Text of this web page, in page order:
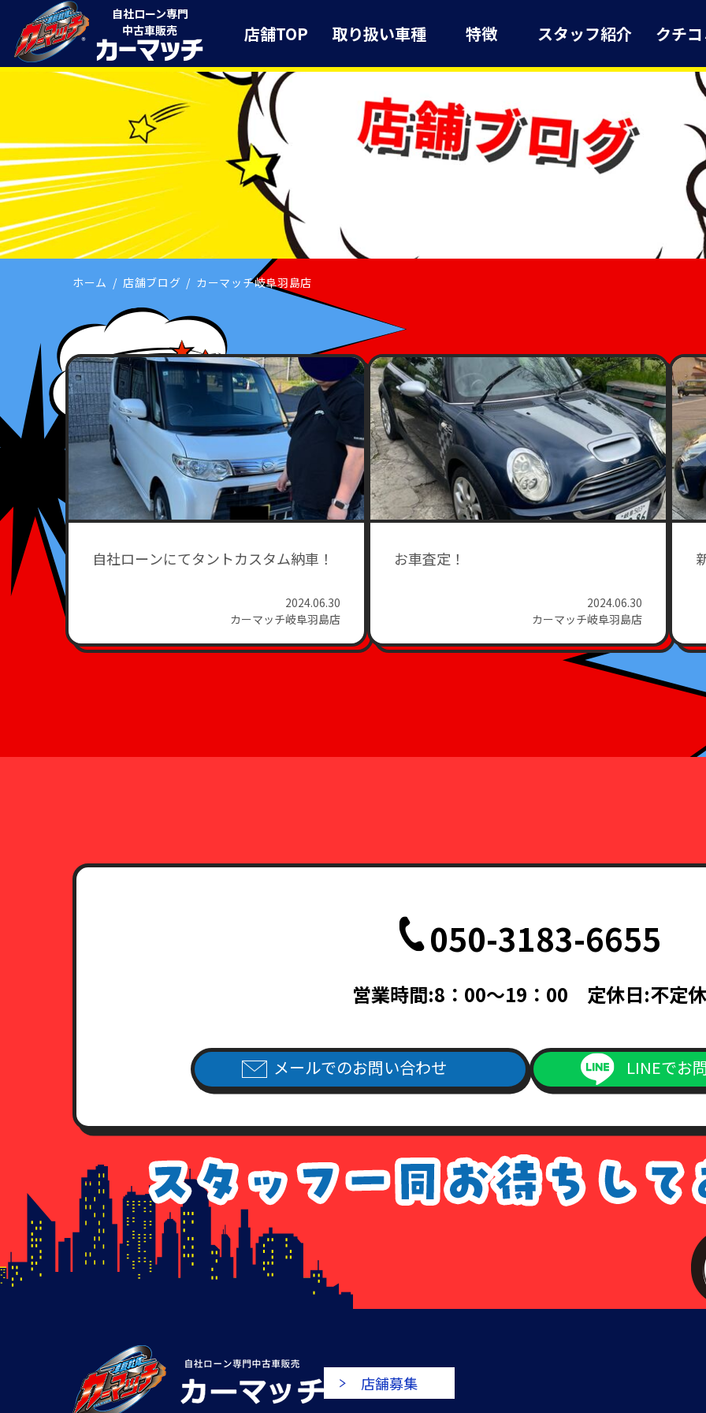
自社ローン専門
中古車販売
店舗TOP 取り扱い車種 特徴 スタッフ紹介 クチ
ホーム 店舗ブログ カーマッチ岐阜羽島店
自社ローンにてタントカスタム納車！
2024.06.30
カーマッチ岐阜羽島店
お車査定！
2024.06.30
カーマッチ岐阜羽島店
050-3183-6655
営業時間:8：00～19：00 定休日:不定休
メールでのお問い合わせ LINEでお
店舗募集